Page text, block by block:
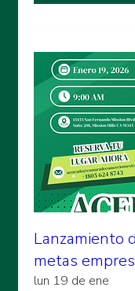
Lanzamiento
metas
lun 19 de ene